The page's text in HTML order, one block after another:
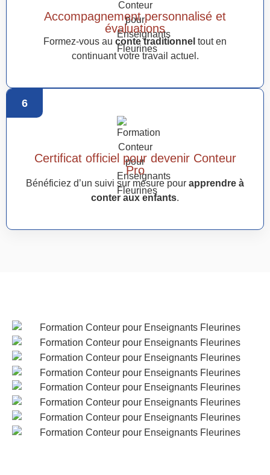
Accompagnement personnalisé et
évaluations
Formez-vous au conte traditionnel tout en
continuant votre travail actuel.
6
Certificat officiel pour devenir Conteur
Pro
Bénéficiez d’un suivi sur mesure pour apprendre à
conter aux enfants.